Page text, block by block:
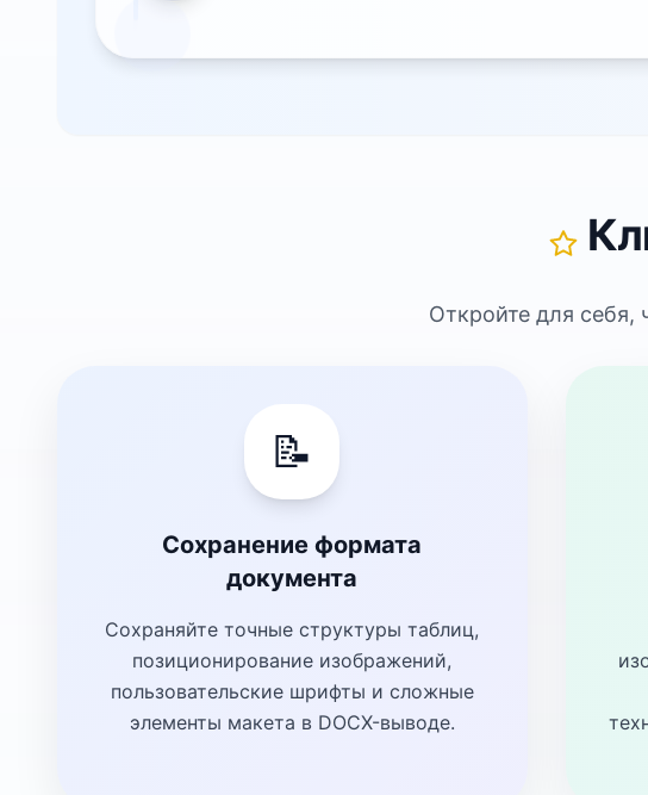
Откройте для
📝
Сохранение формата
документа
Сохраняйте точные структуры таблиц,
позиционирование изображений,
пользовательские шрифты и сложные
элементы макета в DOCX-выводе.